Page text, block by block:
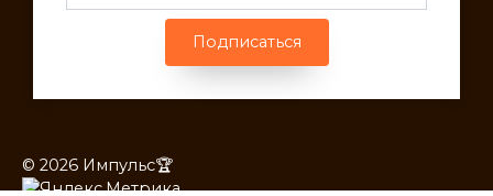
Подписаться
© 2026 Импульс🏆